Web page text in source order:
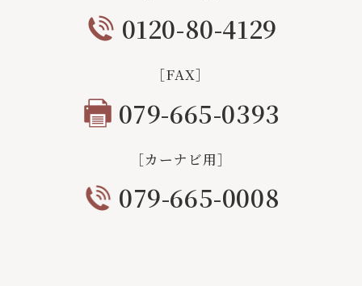
0120-80-4129
［FAX］
079-665-0393
［カーナビ用］
079-665-0008